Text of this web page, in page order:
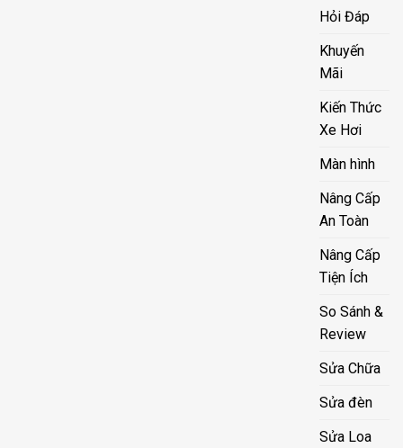
Hỏi Đáp
Khuyến
Mãi
Kiến Thức
Xe Hơi
Màn hình
Nâng Cấp
An Toàn
Nâng Cấp
Tiện Ích
So Sánh &
Review
Sửa Chữa
Sửa đèn
Sửa Loa